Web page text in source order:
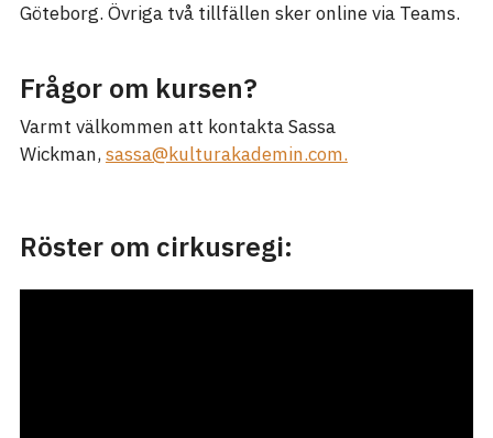
Göteborg. Övriga två tillfällen sker online via Teams.
Frågor om kursen?
Varmt välkommen att kontakta Sassa
Wickman, sassa@kulturakademin.com.
Röster om cirkusregi: